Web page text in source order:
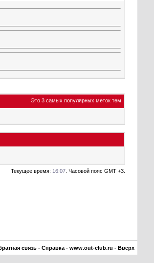
Это 3 самых популярных меток тем
Текущее время: 16:07 . Часовой пояс GMT +3.
связь - Справка - www.out-club.ru - Вверх